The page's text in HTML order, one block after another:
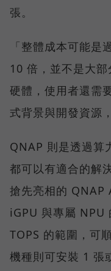
張。
「整體成本可能
10 倍，並不是大
硬體，使用者還需
式背景與開發資源
QNAP 則是透過算
都可以有適合的解
搶先亮相的 QNAP
iGPU 與專屬 NPU
TOPS 的範圍，可
機種則可安裝 1 張